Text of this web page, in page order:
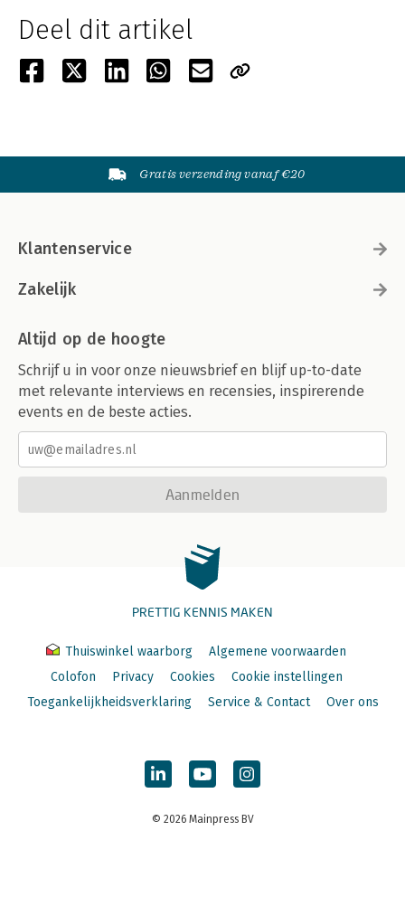
Deel dit artikel
Gratis verzending vanaf €20
Klantenservice
Zakelijk
Altijd op de hoogte
Schrijf u in voor onze nieuwsbrief en blijf up-to-date
met relevante interviews en recensies, inspirerende
events en de beste acties.
Aanmelden
PRETTIG KENNIS MAKEN
Thuiswinkel waarborg
Algemene voorwaarden
Colofon
Privacy Cookies
Cookie instellingen
Toegankelijkheidsverklaring
Service & Contact Over ons
© 2026 Mainpress BV